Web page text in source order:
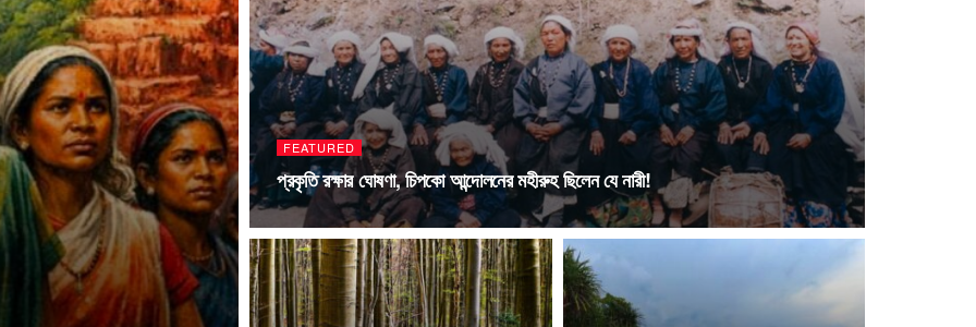
FEATURED
প্রকৃতি রক্ষার ঘোষণা, চিপকো আন্দোলনের মহীরুহ ছিলেন যে নারী!